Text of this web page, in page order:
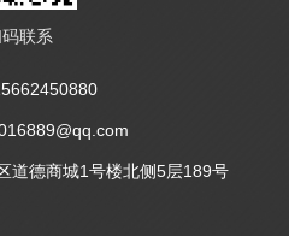
联系
道德商城1号楼北侧5层189号